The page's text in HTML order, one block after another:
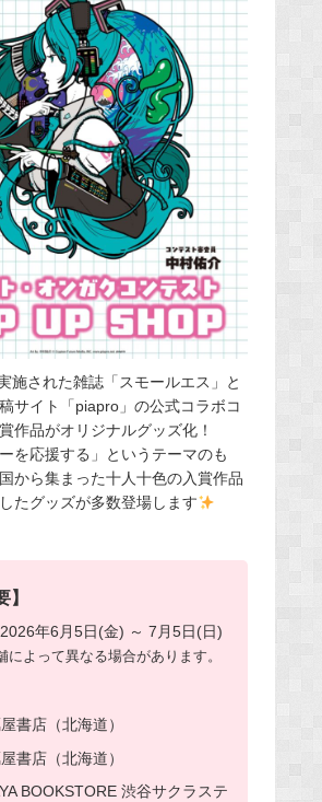
施された雑誌「スモールエス」と
サイト「piapro」の公式コラボコ
作品がオリジナルグッズ化！
を応援する」というテーマのも
から集まった十人十色の入賞作品
たグッズが多数登場します
】
2026年6月5日(金) ～ 7月5日(日)
よって異なる場合があります。
書店（北海道）
書店（北海道）
BOOKSTORE 渋谷サクラステ